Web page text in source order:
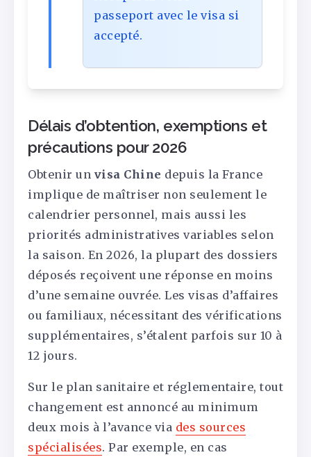
passeport avec le visa si
accepté.
Délais d’obtention, exemptions et
précautions pour 2026
Obtenir un visa Chine depuis la France
implique de maîtriser non seulement le
calendrier personnel, mais aussi les
priorités administratives variables selon
la saison. En 2026, la plupart des dossiers
déposés reçoivent une réponse en moins
d’une semaine ouvrée. Les visas d’affaires
ou familiaux, nécessitant des vérifications
supplémentaires, s’étalent parfois sur 10 à
12 jours.
Sur le plan sanitaire et réglementaire, tout
changement est annoncé au minimum
deux mois à l’avance via des sources
spécialisées. Par exemple, en cas